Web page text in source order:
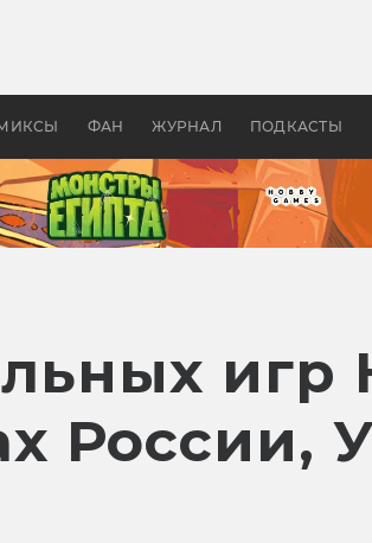
ФАН ЖУРНАЛ ПОДКАСТЫ
бы «Властелина колец»
игр
России,